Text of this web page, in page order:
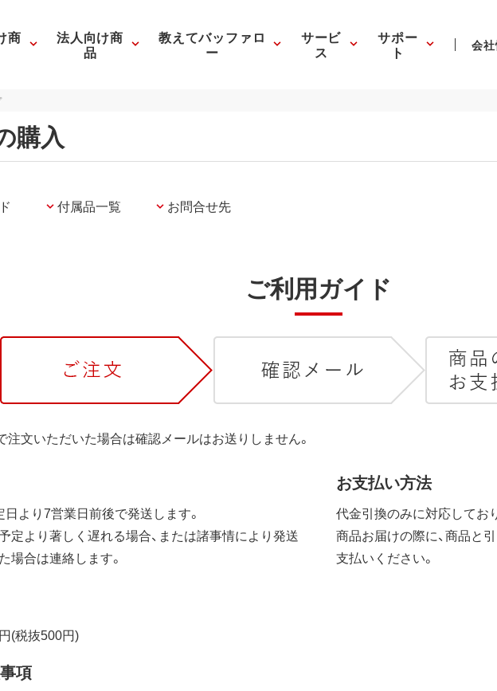
商 法人向け商
品
教えてバッファロ
ー
サービ
ス
サポー
ト 会
購入
付属品一覧 お問合せ先
ご利用ガイド
注文いただいた場合は確認メールはお送りしません。
日より7営業日前後で発送します。
定より著しく遅れる場合、または諸事情により発送
場合は連絡します。
お支払い方法
代金引換のみに対応してお
商品お届けの際に、商品と
支払いください。
(税抜500円)
項